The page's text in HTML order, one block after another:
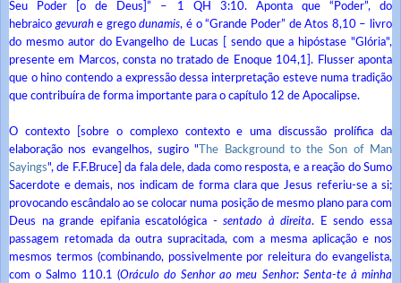
Seu Poder [o de Deus]” – 1 QH 3:10. Aponta que “Poder”, do
hebraicogevurahe gregodunamis, é o “Grande Poder” de Atos 8,10 – livro
do mesmo autor do Evangelho de Lucas [ sendo que a hipóstase "Glória",
presente em Marcos, consta no tratado de Enoque 104,1]. Flusser aponta
que o hino contendo a expressão dessa interpretação esteve numa tradição
que contribuíra de forma importante para o capítulo 12 de Apocalipse.
O contexto [sobre o complexo contexto e uma discussão prolífica da
elaboração nos evangelhos, sugiro " The Background to the Son of Man
Sayings", de F.F.Bruce] da fala dele, dada como resposta, e a reação do Sumo
Sacerdote e demais, nos indicam de forma clara que Jesus referiu-se a si;
provocando escândalo ao se colocar numa posição de mesmo plano para com
Deus na grande epifania escatológica -sentado à direita. E sendo essa
passagem retomada da outra supracitada, com a mesma aplicação e nos
mesmos termos (combinando, possivelmente por releitura do evangelista,
com o Salmo 110.1 (Oráculo do Senhor ao meu Senhor: Senta-te à minha